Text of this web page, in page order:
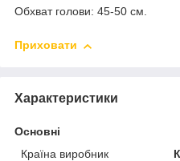
Обхват голови: 45-50 см.
Приховати
Характеристики
Основні
Країна виробник